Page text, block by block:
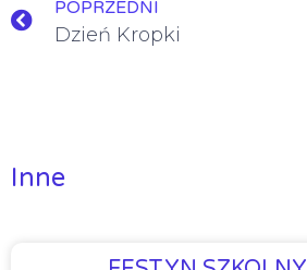
POPRZEDNI
Dzień Kropki
Inne